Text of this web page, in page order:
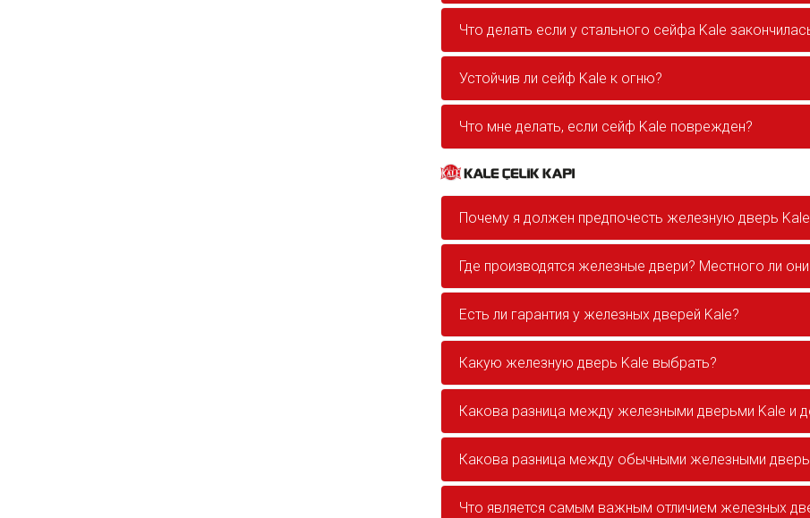
Что делать если у стального сейфа Kale
Устойчив ли сейф Kale к огню?
Что мне делать, если сейф Kale поврежден?
Почему я должен предпочесть железную дверь Kale
Где производятся железные двери? Местного ли
Есть ли гарантия у железных дверей Kale?
Какую железную дверь Kale выбрать?
Какова разница между железными дверьми Kale и
Какова разница между обычными железными
Что является самым важным отличием железных